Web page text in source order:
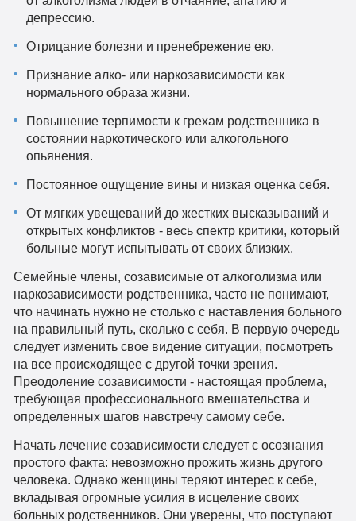
депрессию.
Отрицание болезни и пренебрежение ею.
Признание алко- или наркозависимости как
нормального образа жизни.
Повышение терпимости к грехам родственника в
состоянии наркотического или алкогольного
опьянения.
Постоянное ощущение вины и низкая оценка себя.
От мягких увещеваний до жестких высказываний и
открытых конфликтов - весь спектр критики, который
больные могут испытывать от своих близких.
Семейные члены, созависимые от алкоголизма или
наркозависимости родственника, часто не понимают,
что начинать нужно не столько с наставления больного
на правильный путь, сколько с себя. В первую очередь
следует изменить свое видение ситуации, посмотреть
на все происходящее с другой точки зрения.
Преодоление созависимости - настоящая проблема,
требующая профессионального вмешательства и
определенных шагов навстречу самому себе.
Начать лечение созависимости следует с осознания
простого факта: невозможно прожить жизнь другого
человека. Однако женщины теряют интерес к себе,
вкладывая огромные усилия в исцеление своих
больных родственников. Они уверены, что поступают